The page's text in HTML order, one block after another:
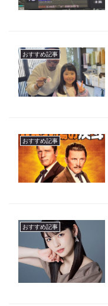
おすすめ記事
おすすめ記事
おすすめ記事